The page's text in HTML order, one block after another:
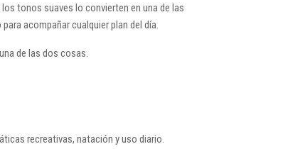
tonos suaves lo convierten en una de las
acompañar cualquier plan del día.
de las dos cosas.
recreativas, natación y uso diario.